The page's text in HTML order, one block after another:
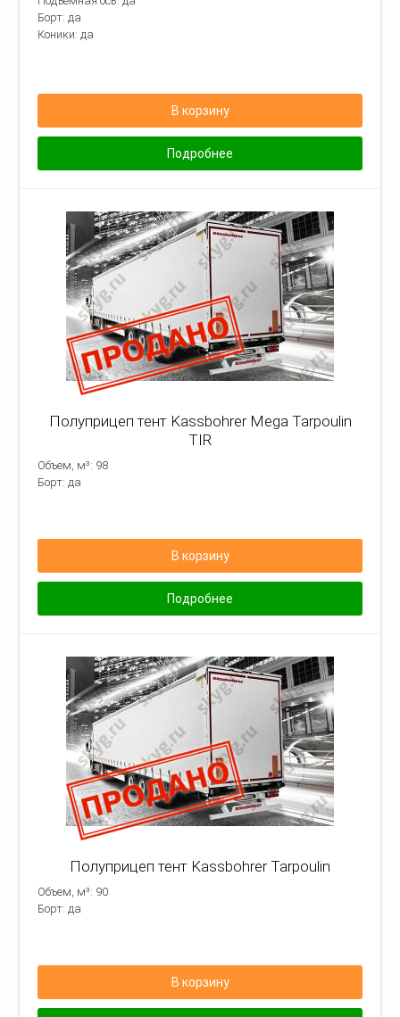
Борт: да
Коники: да
В корзину
Подробнее
Полуприцеп тент Kassbohrer Mega Tarpoulin
TIR
Объем, м³: 98
Борт: да
В корзину
Подробнее
Полуприцеп тент Kassbohrer Tarpoulin
Объем, м³: 90
Борт: да
В корзину